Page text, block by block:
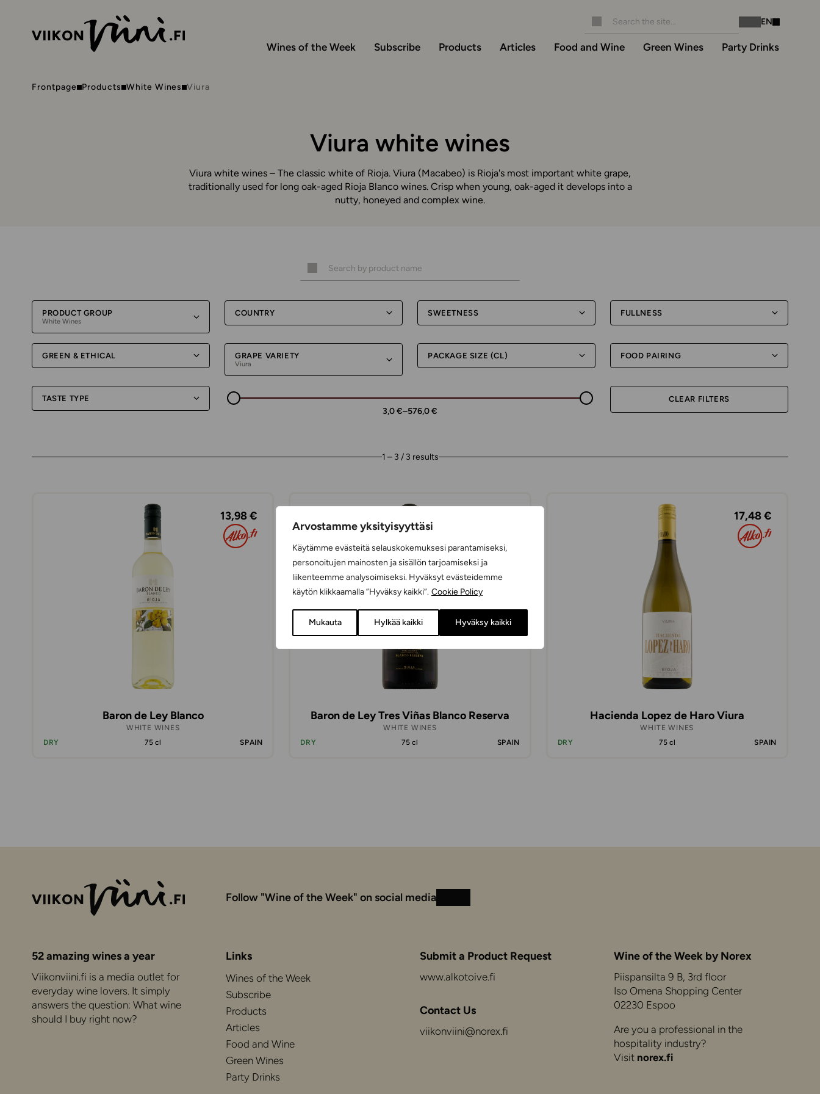
Arvostamme yksityisyyttäsi
Käytämme evästeitä selauskokemuksesi parantamiseksi,
personoitujen mainosten ja sisällön tarjoamiseksi ja
liikenteemme analysoimiseksi. Hyväksyt evästeidemme
käytön klikkaamalla ”Hyväksy kaikki”. Cookie Policy
Mukauta Hylkää kaikki Hyväksy kaikki
Instagram
Facebook
EN
Wines of the Week Subscribe Products Articles Food and Wine Green Wines Party Drinks
Frontpage Products White Wines Viura
Viura white wines
Viura white wines – The classic white of Rioja. Viura (Macabeo) is Rioja's most important white grape,
traditionally used for long oak-aged Rioja Blanco wines. Crisp when young, oak-aged it develops into a
nutty, honeyed and complex wine.
PRODUCT GROUP
White Wines
COUNTRY SWEETNESS FULLNESS
GREEN & ETHICAL GRAPE VARIETY
Viura
PACKAGE SIZE (CL) FOOD PAIRING
TASTE TYPE
3,0 €–576,0 €
CLEAR FILTERS
1 – 3 / 3 results
13,98 €
Baron de Ley Blanco
WHITE WINES
DRY
75 cl SPAIN
Baron de Ley Tres Viñas Blanco Reserva
WHITE WINES
DRY
75 cl SPAIN
17,48 €
Hacienda Lopez de Haro Viura
WHITE WINES
DRY
75 cl SPAIN
Follow "Wine of the Week" on social media InstagramFacebook
52 amazing wines a year
Viikonviini.fi is a media outlet for
everyday wine lovers. It simply
answers the question: What wine
should I buy right now?
Links
Wines of the Week
Subscribe
Products
Articles
Food and Wine
Green Wines
Party Drinks
Submit a Product Request
www.alkotoive.fi
Contact Us
viikonviini@norex.fi
Wine of the Week by Norex
Piispansilta 9 B, 3rd floor
Iso Omena Shopping Center
02230 Espoo
Are you a professional in the
hospitality industry?
Visit norex.fi